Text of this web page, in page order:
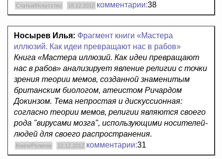
Статьи/Искусство 18.12.2012 комментарии:38
Носырев Илья: Фрагмент книги «Мастера
иллюзий. Как идеи превращают нас в рабов»
Книга «Мастера иллюзий. Как идеи превращают
нас в рабов» анализирует явление религии с точки
зрения теории мемов, созданной знаменитым
британским биологом, атеистом Ричардом
Докинзом. Тема непростая и дискуссионная:
согласно теории мемов, религии являются своего
рода "вирусами мозга", использующими носителей-
людей для своего распространения.
Книги/Религии 12.12.2012 комментарии:31